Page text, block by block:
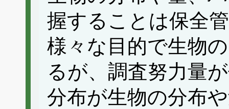
握することは保全
様々な目的で生物
るが、調査努力量
分布が生物の分布